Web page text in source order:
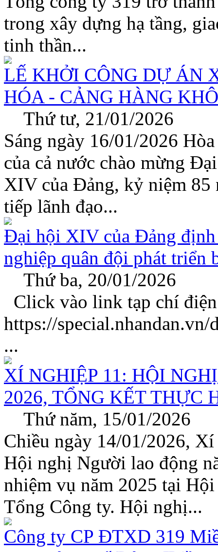
trong xây dựng hạ tầng,
tinh thần...
LẾ KHỞI CÔNG DỰ ÁN
HÓA - CẢNG HÀNG
Thứ tư, 21/01/2026
Sáng ngày 16/01/2026
của cả nước chào mừng
XIV của Đảng, kỷ niệm 85
tiếp lãnh đạo...
Đại hội XIV của Đảng
nghiệp quân đội phát triển
Thứ ba, 20/01/2026
Click vào link tạp chí
https://
...
XÍ NGHIỆP 11: HỘI
2026, TỔNG KẾT THỰC
Thứ năm, 15/01/2026
Chiều ngày 14/01/2026,
Hội nghị Người lao động
nhiệm vụ năm 2025 tại
Tổng Công ty. Hội nghị...
Công ty CP ĐTXD 319